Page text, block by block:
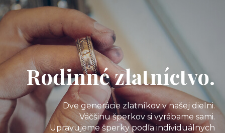
Rodinné zlatníctvo.
Dve generácie zlatníkov v našej dielni.
Väčšinu šperkov si vyrábame sami.
Upravujeme šperky podľa individuálnych